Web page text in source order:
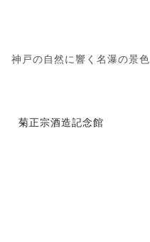
神戸の自然に響く名瀑の景色
菊正宗酒造記念館